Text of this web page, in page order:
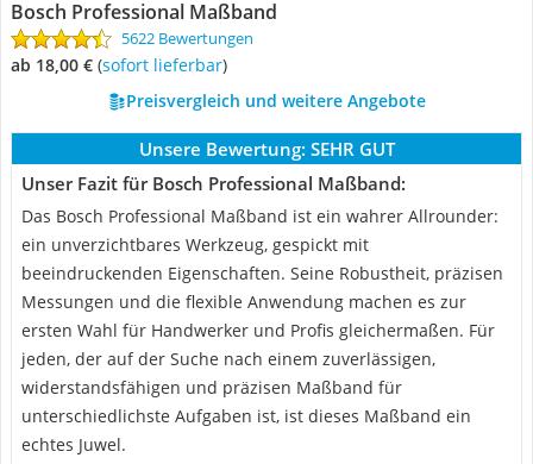
Bosch Professional Maßband
5622 Bewertungen
ab 18,00 € ( Sofort lieferbar)
Preisvergleich und weitere Angebote
Unsere Bewertung: SEHR GUT
Unser Fazit für Bosch Professional Maßband:
Das Bosch Professional Maßband ist ein wahrer Allrounder:
ein unverzichtbares Werkzeug, gespickt mit
beeindruckenden Eigenschaften. Seine Robustheit, präzisen
Messungen und die flexible Anwendung machen es zur
ersten Wahl für Handwerker und Profis gleichermaßen. Für
jeden, der auf der Suche nach einem zuverlässigen,
widerstandsfähigen und präzisen Maßband für
unterschiedlichste Aufgaben ist, ist dieses Maßband ein
echtes Juwel.